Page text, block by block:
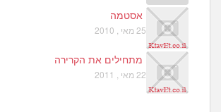
אסטמה
25 מאי , 2010
מתחילים את הקרירה
22 מאי , 2011